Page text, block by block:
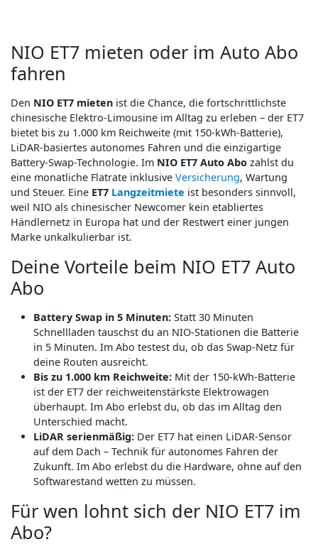
NIO ET7 mieten oder im Auto Abo
fahren
Den NIO ET7 mieten ist die Chance, die fortschrittlichste
chinesische Elektro-Limousine im Alltag zu erleben – der ET7
bietet bis zu 1.000 km Reichweite (mit 150-kWh-Batterie),
LiDAR-basiertes autonomes Fahren und die einzigartige
Battery-Swap-Technologie. Im NIO ET7 Auto Abo zahlst du
eine monatliche Flatrate inklusive Versicherung, Wartung
und Steuer. Eine ET7 Langzeitmiete ist besonders sinnvoll,
weil NIO als chinesischer Newcomer kein etabliertes
Händlernetz in Europa hat und der Restwert einer jungen
Marke unkalkulierbar ist.
Deine Vorteile beim NIO ET7 Auto
Abo
Battery Swap in 5 Minuten: Statt 30 Minuten
Schnellladen tauschst du an NIO-Stationen die Batterie
in 5 Minuten. Im Abo testest du, ob das Swap-Netz für
deine Routen ausreicht.
Bis zu 1.000 km Reichweite: Mit der 150-kWh-Batterie
ist der ET7 der reichweitenstärkste Elektrowagen
überhaupt. Im Abo erlebst du, ob das im Alltag den
Unterschied macht.
LiDAR serienmäßig: Der ET7 hat einen LiDAR-Sensor
auf dem Dach – Technik für autonomes Fahren der
Zukunft. Im Abo erlebst du die Hardware, ohne auf den
Softwarestand wetten zu müssen.
Für wen lohnt sich der NIO ET7 im
Abo?